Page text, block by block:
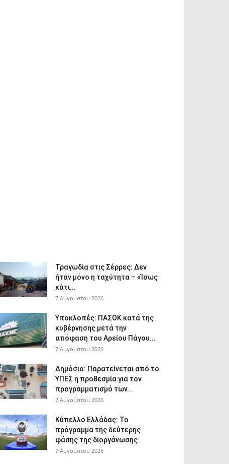
Τραγωδία στις Σέρρες: Δεν
ήταν μόνο η ταχύτητα – «Ίσως
κάτι...
7 Αυγούστου 2026
Υποκλοπές: ΠΑΣΟΚ κατά της
κυβέρνησης μετά την
απόφαση του Αρείου Πάγου...
7 Αυγούστου 2026
Δημόσιο: Παρατείνεται από το
ΥΠΕΣ η προθεσμία για τον
προγραμματισμό των...
7 Αυγούστου 2026
Κύπελλο Ελλάδας: Το
πρόγραμμα της δεύτερης
φάσης της διοργάνωσης
7 Αυγούστου 2026